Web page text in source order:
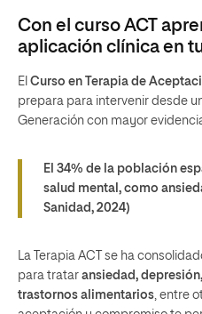
Con el curso ACT
aplicación clínica en
El Curso en Terapia de
prepara para intervenir desde
Generación con mayor
El 34% de la población
salud mental, como
Sanidad, 2024)
La Terapia ACT se ha
para tratar ansiedad,
trastornos alimentarios, entre